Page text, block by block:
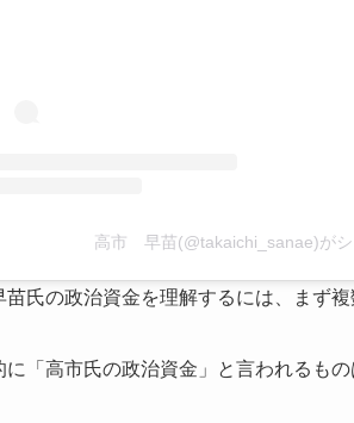
高市 早苗(@takaichi_sanae)がシ
苗氏の政治資金を理解するには、まず
に「高市氏の政治資金」と言われるも